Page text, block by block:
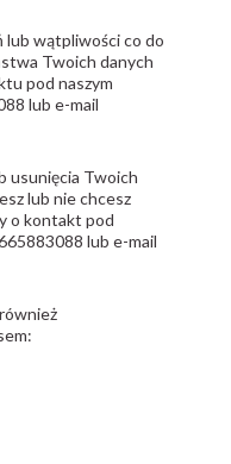
lub wątpliwości co do
Twoich danych
pod naszym
lub e-mail
usunięcia Twoich
lub nie chcesz
o kontakt pod
lub e-mail